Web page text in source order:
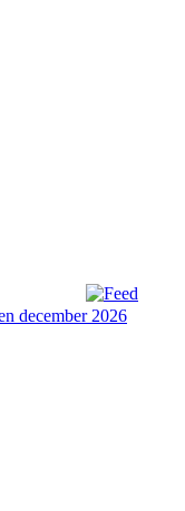
december 2026